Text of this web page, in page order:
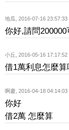
地瓜 2016-07-16 23:57:33
你好,請問200000
小丘 2016-05-16 17:17:52
借1萬利息怎麼算
啊慶 2016-04-18 04:14:03
你好
借2萬 怎麼算